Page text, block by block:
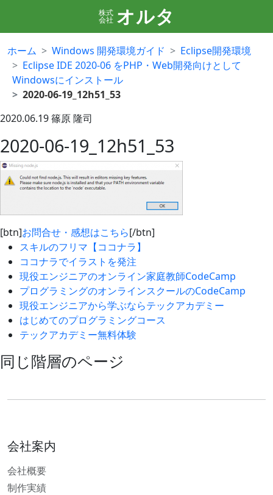
株式
会社 オルタ
ホーム Windows 開発環境ガイド
Eclipse開発環境
Eclipse IDE 2020-06 をPHP・Web開発向けとして
Windowsにインストール
2020-06-19_12h51_53
2020.06.19篠原 隆司
2020-06-19_12h51_53
[btn]お問合せ・感想はこちら[/btn]
スキルのフリマ【ココナラ】
ココナラでイラストを発注
現役エンジニアのオンライン家庭教師CodeCamp
プログラミングのオンラインスクールのCodeCamp
現役エンジニアから学ぶならテックアカデミー
はじめてのプログラミングコース
テックアカデミー無料体験
同じ階層のページ
会社案内
会社概要
制作実績